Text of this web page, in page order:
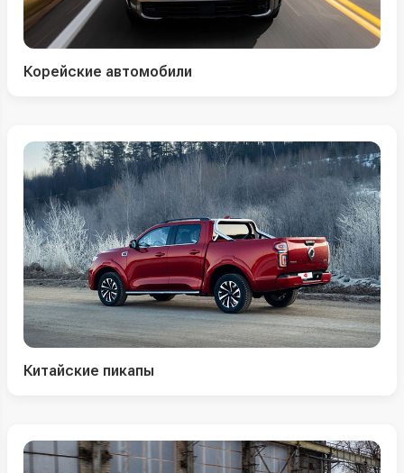
Корейские автомобили
Китайские пикапы